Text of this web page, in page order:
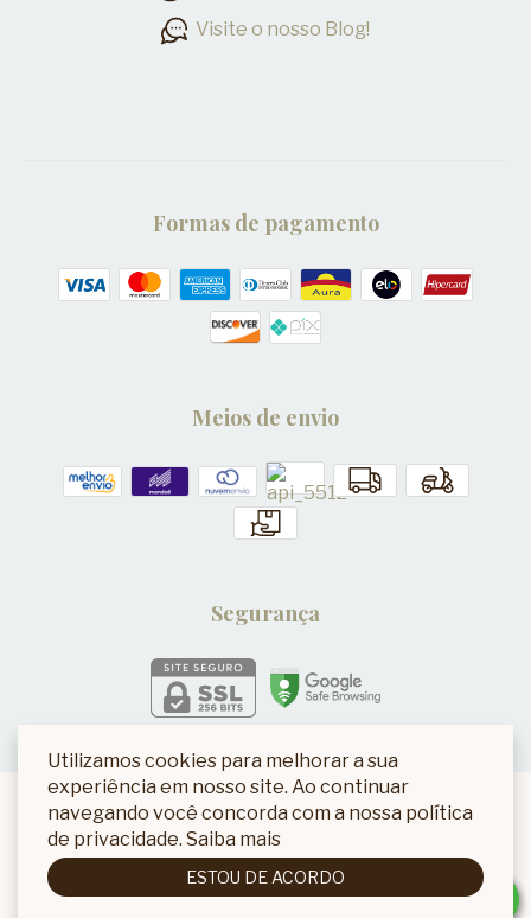
Visite o nosso Blog!
Formas de pagamento
Meios de envio
Segurança
Utilizamos cookies para melhorar a sua
experiência em nosso site. Ao continuar
navegando você concorda com a nossa política
de privacidade. Saiba mais
ESTOU DE ACORDO